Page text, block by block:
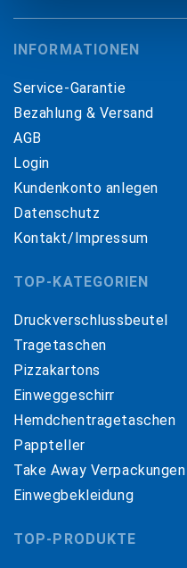
INFORMATIONEN
Service-Garantie
Bezahlung & Versand
AGB
Login
Kundenkonto anlegen
Datenschutz
Kontakt/Impressum
TOP-KATEGORIEN
Druckverschlussbeutel
Tragetaschen
Pizzakartons
Einweggeschirr
Hemdchentragetaschen
Pappteller
Take Away Verpackungen
Einwegbekleidung
TOP-PRODUKTE